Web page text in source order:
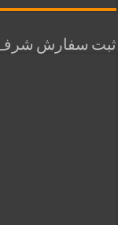
ثبت سفارش شرف